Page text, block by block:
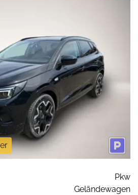
Pkw
Geländewagen